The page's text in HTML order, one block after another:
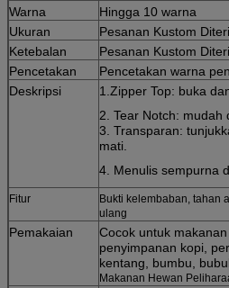
Warna
Hingga 10 warna
Ukuran
Pesanan Kustom
Ketebalan
Pesanan Kustom
Pencetakan
Pencetakan warna
Deskripsi
1.Zipper Top: buka
2. Tear Notch: mudah
3. Transparan:
mati.
4. Menulis sempurna
Fitur
Bukti kelembaban, tahan
ulang
Pemakaian
Cocok untuk
penyimpanan kopi,
kentang, bumbu,
Makanan Hewan